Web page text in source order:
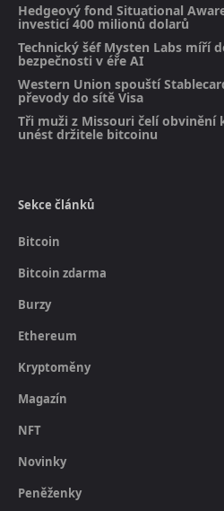
Hedgeový fond Situational
investicí 400 milionů dolarů
Technický šéf Mysten Labs míří
bezpečnosti v éře AI
Western Union spouští
převody do sítě Visa
Tři muži z Missouri čelí obvinění
unést držitele bitcoinu
Sekce článků
Bitcoin
Bitcoin zdarma
Burzy
Ethereum
Kryptoměny
Magazín
NFT
Novinky
Peněženky